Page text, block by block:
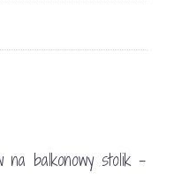
na balkonowy stolik -